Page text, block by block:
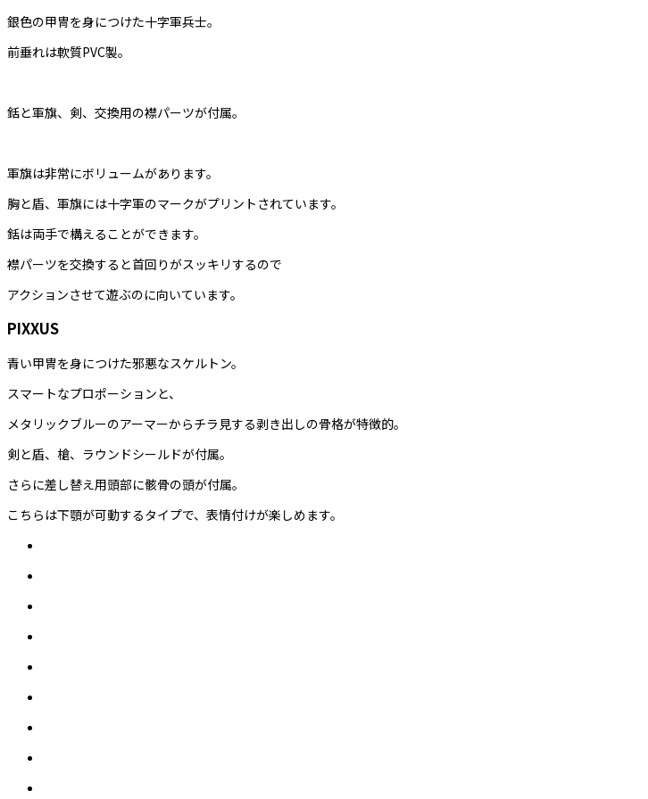
銀色の甲冑を身につけた十字軍兵士。
前垂れは軟質PVC製。
銛と軍旗、剣、交換用の襟パーツが付属。
軍旗は非常にボリュームがあります。
胸と盾、軍旗には十字軍のマークがプリントされています。
銛は両手で構えることができます。
襟パーツを交換すると首回りがスッキリするので
アクションさせて遊ぶのに向いています。
PIXXUS
青い甲冑を身につけた邪悪なスケルトン。
スマートなプロポーションと、
メタリックブルーのアーマーからチラ見する剥き出しの骨格が特徴的。
剣と盾、槍、ラウンドシールドが付属。
さらに差し替え用頭部に骸骨の頭が付属。
こちらは下顎が可動するタイプで、表情付けが楽しめます。